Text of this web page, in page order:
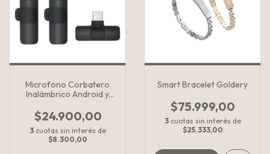
Microfono Corbatero
Inalámbrico Android y
$24.900,00
3 cuotas sin interés de
$8.300,00
Smart Bracelet Goldery
$75.999,00
3 cuotas sin interés de
$25.333,00